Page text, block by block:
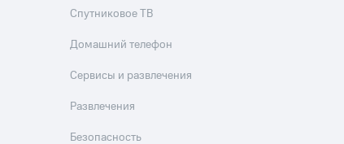
Спутниковое ТВ
Домашний телефон
Сервисы и развлечения
Развлечения
Безопасность